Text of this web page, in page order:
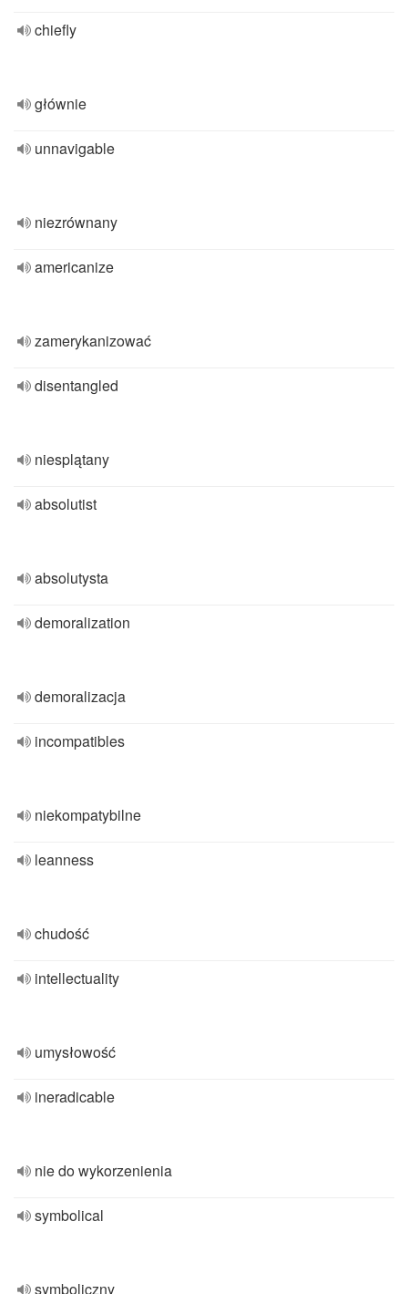
chiefly
głównie
unnavigable
niezrównany
americanize
zamerykanizować
disentangled
niesplątany
absolutist
absolutysta
demoralization
demoralizacja
incompatibles
niekompatybilne
leanness
chudość
intellectuality
umysłowość
ineradicable
nie do wykorzenienia
symbolical
symboliczny